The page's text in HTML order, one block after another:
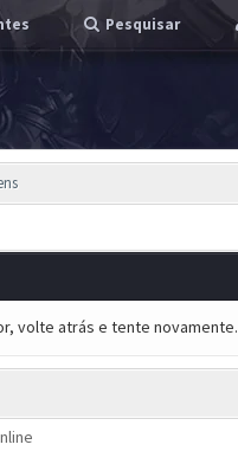
Pesquisar
volte atrás e tente novamente.